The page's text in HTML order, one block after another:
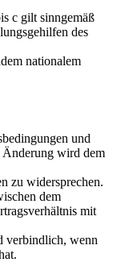
c gilt sinngemäß
des
nationalem
und
Änderung wird dem
zu widersprechen.
dem
mit
verbindlich, wenn